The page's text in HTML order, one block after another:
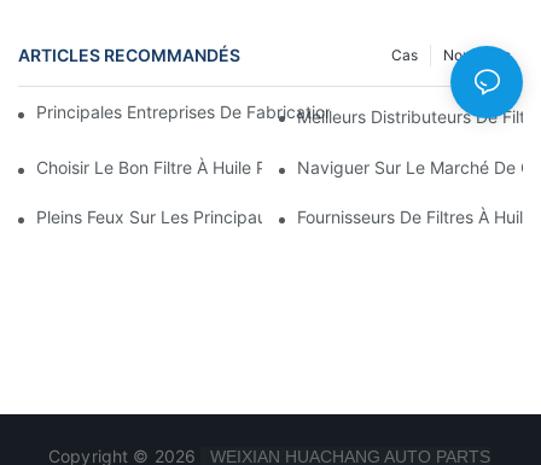
ARTICLES RECOMMANDÉS Nouvelles
Cas
Principales Entreprises De Fabrication De Filtres À Huile : Un
Meilleurs Distributeurs De
Choisir Le Bon Filtre À Huile Pour Votre Modèle De Véhicule :
Naviguer Sur Le Marché De
Pleins Feux Sur Les Principaux Fabricants De Filtres À Huile Et
Fournisseurs De Filtres À
Copyright © 2026 WEIXIAN HUACHANG AUTO PARTS